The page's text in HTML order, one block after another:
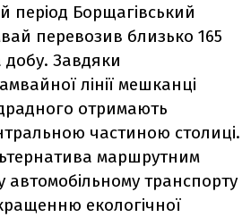
період Борщагівський
перевозив близько 165
добу. Завдяки
лінії мешканці
отримають
частиною столиці.
маршрутним
автомобільному транспорту
екологічної